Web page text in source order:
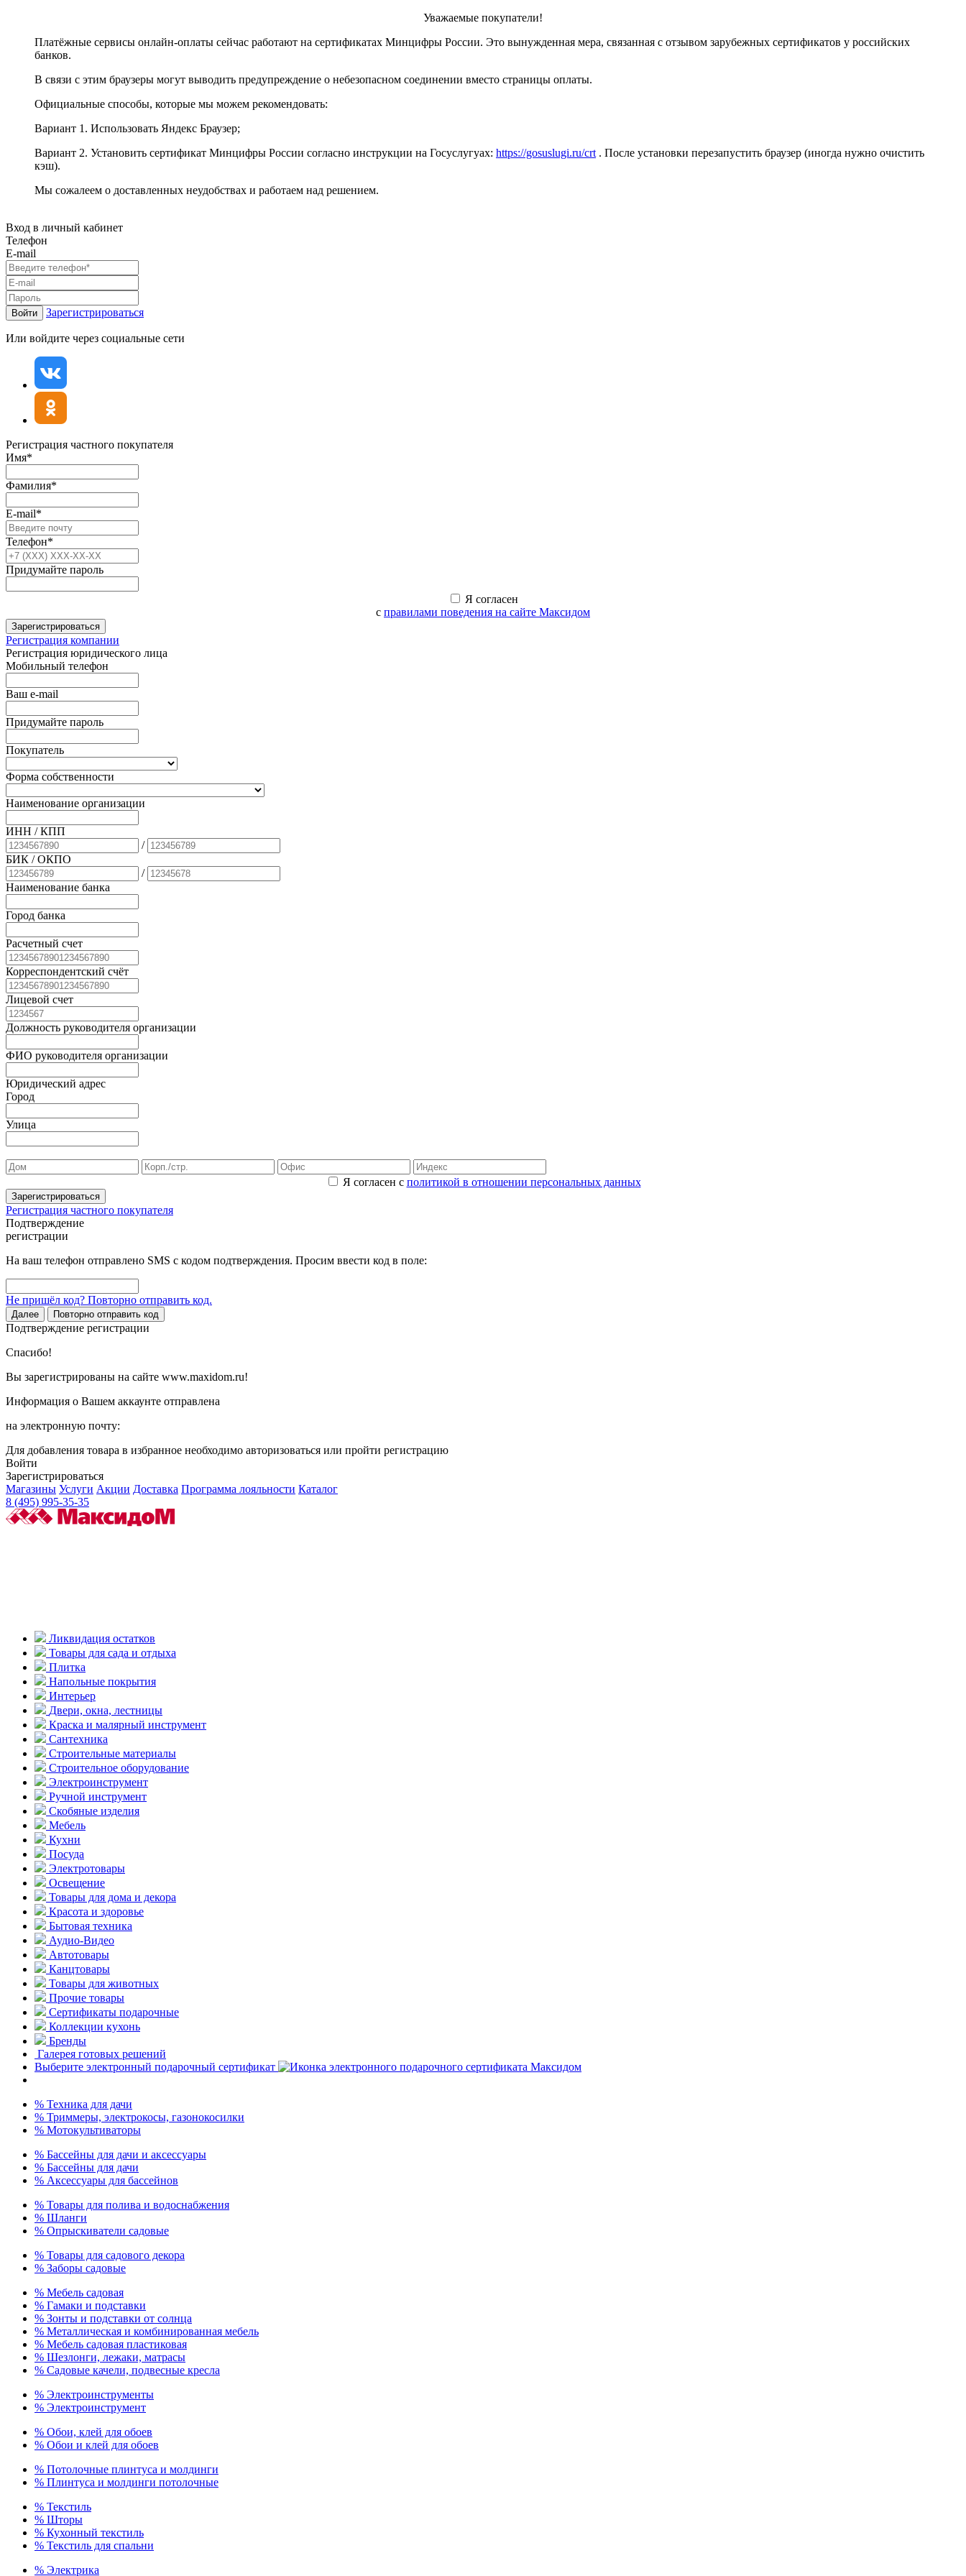
Уважаемые покупатели!
Платёжные сервисы онлайн-оплаты сейчас работают на сертификатах Минцифры России. Это вынужденная мера, связанная с отзывом зарубежных сертификатов у российских
банков.
В связи с этим браузеры могут выводить предупреждение о небезопасном соединении вместо страницы оплаты.
Официальные способы, которые мы можем рекомендовать:
Вариант 1. Использовать Яндекс Браузер;
Вариант 2. Установить сертификат Минцифры России согласно инструкции на Госуслугуах: https://gosuslugi.ru/crt . После установки перезапустить браузер (иногда нужно очистить
кэш).
Мы сожалеем о доставленных неудобствах и работаем над решением.
Вход в личный кабинет
Телефон
E-mail
Войти Зарегистрироваться
Или войдите через социальные сети
Регистрация частного покупателя
Имя*
Фамилия*
E-mail*
Телефон*
Придумайте пароль
Я согласен
с правилами поведения на сайте Максидом
Зарегистрироваться
Регистрация компании
Регистрация юридического лица
Мобильный телефон
Ваш e-mail
Придумайте пароль
Покупатель
Форма собственности
Наименование организации
ИНН / КПП
/
БИК / ОКПО
/
Наименование банка
Город банка
Расчетный счет
Корреспондентский счёт
Лицевой счет
Должность руководителя организации
ФИО руководителя организации
Юридический адрес
Город
Улица
Я согласен с политикой в отношении персональных данных
Зарегистрироваться
Регистрация частного покупателя
Подтверждение
регистрации
На ваш телефон отправлено SMS с кодом подтверждения. Просим ввести код в поле:
Не пришёл код? Повторно отправить код.
Далее Повторно отправить код
Подтверждение регистрации
Спасибо!
Вы зарегистрированы на сайте www.maxidom.ru!
Информация о Вашем аккаунте отправлена
на электронную почту:
Для добавления товара в избранное необходимо авторизоваться или пройти регистрацию
Войти
Зарегистрироваться
Магазины Услуги Акции Доставка Программа лояльности Каталог
8 (495) 995-35-35
Ликвидация остатков
Товары для сада и отдыха
Плитка
Напольные покрытия
Интерьер
Двери, окна, лестницы
Краска и малярный инструмент
Сантехника
Строительные материалы
Строительное оборудование
Электроинструмент
Ручной инструмент
Скобяные изделия
Мебель
Кухни
Посуда
Электротовары
Освещение
Товары для дома и декора
Красота и здоровье
Бытовая техника
Аудио-Видео
Автотовары
Канцтовары
Товары для животных
Прочие товары
Сертификаты подарочные
Коллекции кухонь
Бренды
Галерея готовых решений
Выберите электронный подарочный сертификат
% Техника для дачи
% Триммеры, электрокосы, газонокосилки
% Мотокультиваторы
% Бассейны для дачи и аксессуары
% Бассейны для дачи
% Аксессуары для бассейнов
% Товары для полива и водоснабжения
% Шланги
% Опрыскиватели садовые
% Товары для садового декора
% Заборы садовые
% Мебель садовая
% Гамаки и подставки
% Зонты и подставки от солнца
% Металлическая и комбинированная мебель
% Мебель садовая пластиковая
% Шезлонги, лежаки, матрасы
% Садовые качели, подвесные кресла
% Электроинструменты
% Электроинструмент
% Обои, клей для обоев
% Обои и клей для обоев
% Потолочные плинтуса и молдинги
% Плинтуса и молдинги потолочные
% Текстиль
% Шторы
% Кухонный текстиль
% Текстиль для спальни
% Электрика